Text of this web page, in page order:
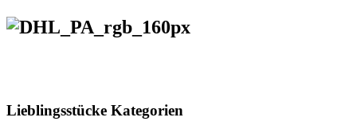
Lieblingsstücke Kategorien